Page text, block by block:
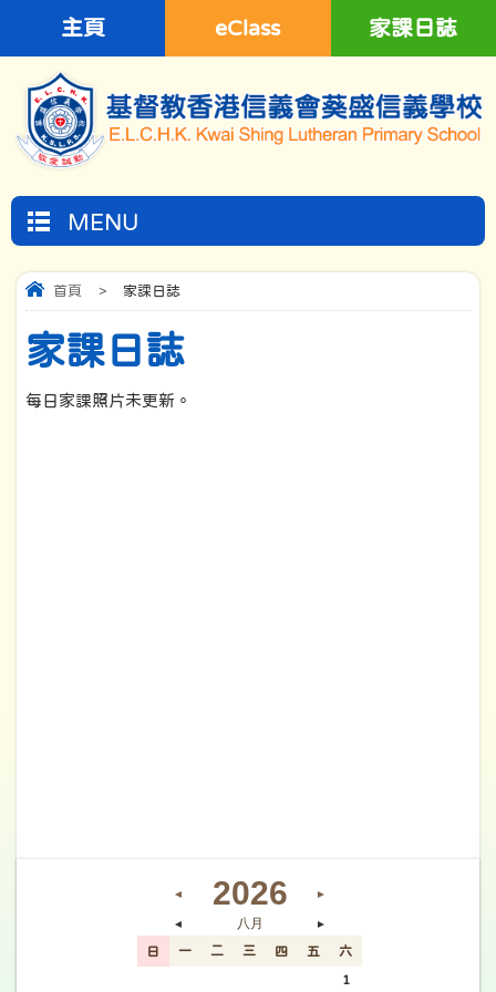
主頁 eClass 家課日誌
MENU
首頁 > 家課日誌
家課日誌
每日家課照片未更新。
◄ 2026 ►
◄ 八月 ►
日 一 二 三 四 五 六
1